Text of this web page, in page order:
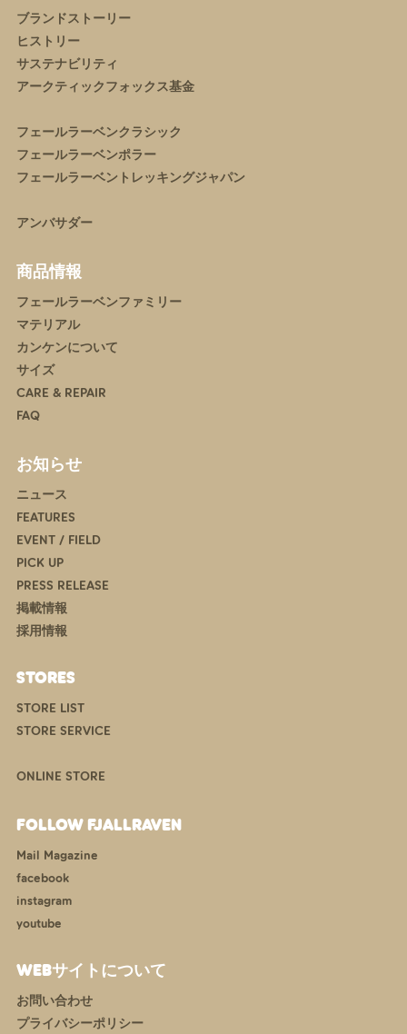
ブランドストーリー
ヒストリー
サステナビリティ
アークティックフォックス基金
フェールラーベンクラシック
フェールラーベンポラー
フェールラーベントレッキングジャパン
アンバサダー
商品情報
フェールラーベンファミリー
マテリアル
カンケンについて
サイズ
CARE & REPAIR
FAQ
お知らせ
ニュース
FEATURES
EVENT / FIELD
PICK UP
PRESS RELEASE
掲載情報
採用情報
STORES
STORE LIST
STORE SERVICE
ONLINE STORE
FOLLOW FJALLRAVEN
Mail Magazine
facebook
instagram
youtube
WEBサイトについて
お問い合わせ
プライバシーポリシー